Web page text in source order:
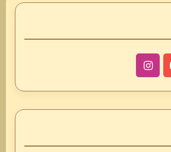
يوتيوبانستقرام